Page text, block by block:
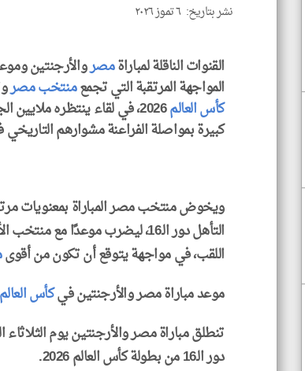
نشر بتاريخ: ٦ تموز ٢٠٢٦
القنوات الناقلة لمباراةمصروالأرجنتين
المواجهة المرتقبة التي تجمعمنتخب مصر
كأس العالم
2026، في لقاء ينتظره
كبيرة بمواصلة الفراعنة مشوارهم التاريخي
ويخوض منتخب مصر المباراة بمعنويات
التأهل دور الـ16، ليضرب موعدًا
اللقب، في مواجهة يتوقع أن تكون من أقوى
موعد مباراة مصر والأرجنتين فيكأس العالم
تنطلق مباراة مصر والأرجنتين يوم
دور الـ16 من بطولة كأس العالم 2026.